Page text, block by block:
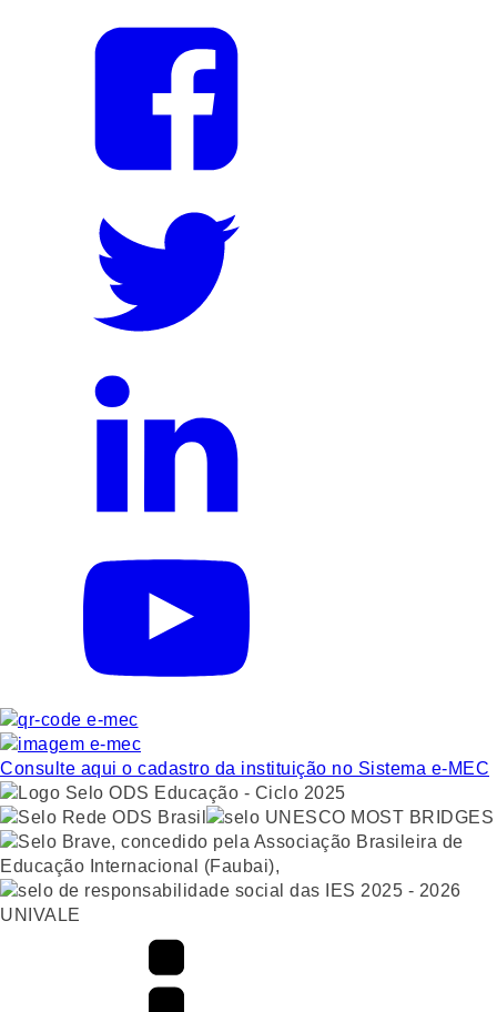
Consulte aqui o cadastro da instituição no Sistema e-MEC
UNIVALE